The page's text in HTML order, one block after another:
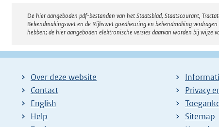
Disclaimer
De hier aangeboden pdf-bestanden van het Staatsblad, Staatscourant,
Bekendmakingswet en de Rijkswet goedkeuring en bekendmaking
hebben; de hier aangeboden elektronische versies daarvan worden bij wijze
Over deze website
Contact
English
Help
Privacy
Sitemap